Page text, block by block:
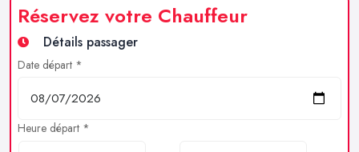
Réservez votre Chauffeur
Détails passager
Date départ *
Heure départ *